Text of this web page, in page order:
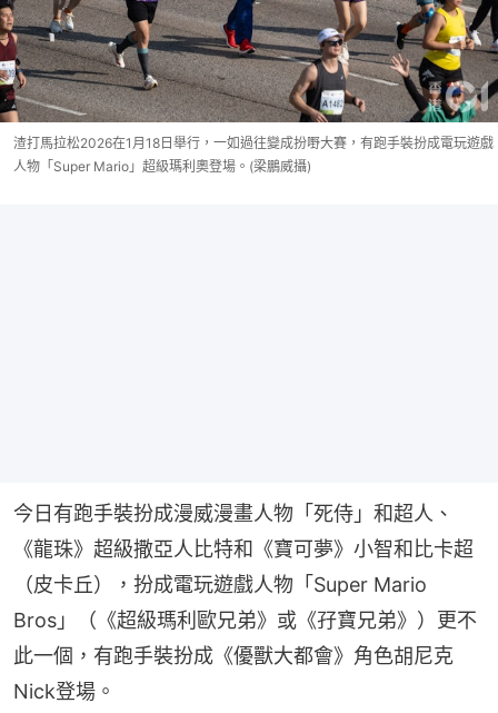
渣打馬拉松2026在1月18日舉行，一如過往變成扮嘢大賽，有跑手裝扮成電玩遊戲
人物「Super Mario」超級瑪利奧登場。(梁鵬威攝)
今日有跑手裝扮成漫威漫畫人物「死侍」和超人、
《龍珠》超級撒亞人比特和《寶可夢》小智和比卡超
（皮卡丘），扮成電玩遊戲人物「Super Mario
Bros」（《超級瑪利歐兄弟》或《孖寶兄弟》）更不
此一個，有跑手裝扮成《優獸大都會》角色胡尼克
Nick登場。